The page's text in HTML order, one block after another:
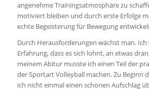
angenehme Trainingsatmosphäre zu
motiviert bleiben und durch erste Erfolge
echte Begeisterung für Bewegung
Durch Herausforderungen wächst man. Ich
Erfahrung, dass es sich lohnt, an etwas
meinem Abitur musste ich einen Teil der
der Sportart Volleyball machen. Zu Beginn
ich nicht einmal einen schönen Aufschlag